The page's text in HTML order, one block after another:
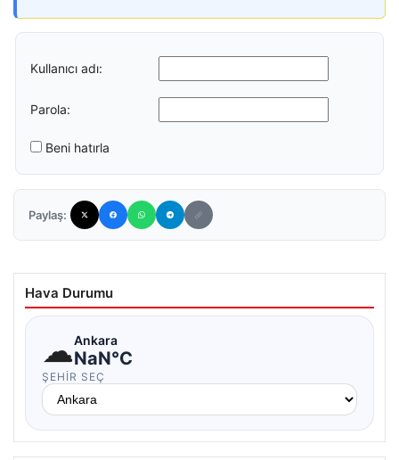
Kullanıcı adı:
Parola:
Beni hatırla
Paylaş:
Hava Durumu
☁Ankara
NaN°C
ŞEHIR SEÇ